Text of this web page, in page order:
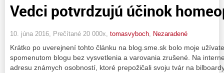
Vedci potvrdzujú účinok
10. júna 2016, Prečítané 20 000x, tomasvyboch Nezaradené
Krátko po uverejnení tohto článku na blog.sme.sk bolo moje
spomenutom blogu bez vysvetlenia a varovania zrušené. Na
adresu známych osobností, ktoré prepožičali svoju tvár na